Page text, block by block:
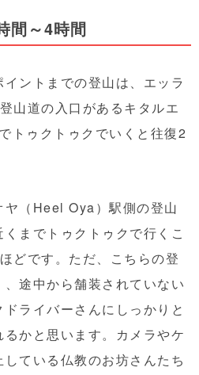
間～4時間
ントまでの登山は、エッラ
山道の入口があるキタルエ
トゥクトゥクでいくと往復2
ヤ（Heel Oya）駅側の登山
までトゥクトゥクで行くこ
どです。ただ、こちらの登
途中から舗装されていない
ライバーさんにしっかりと
かと思います。カメラやケ
ている仏教のお坊さんたち